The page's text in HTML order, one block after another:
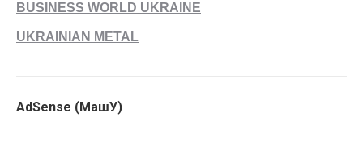
BUSINESS WORLD UKRAINE
UKRAINIAN METAL
AdSense (МашУ)